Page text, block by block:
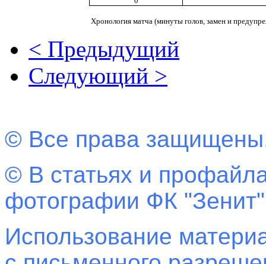
Хронология матча (минуты голов, замен и
< Предыдущий
Следующий >
© Все права
© В статьях и
фотографии ФК
Использование